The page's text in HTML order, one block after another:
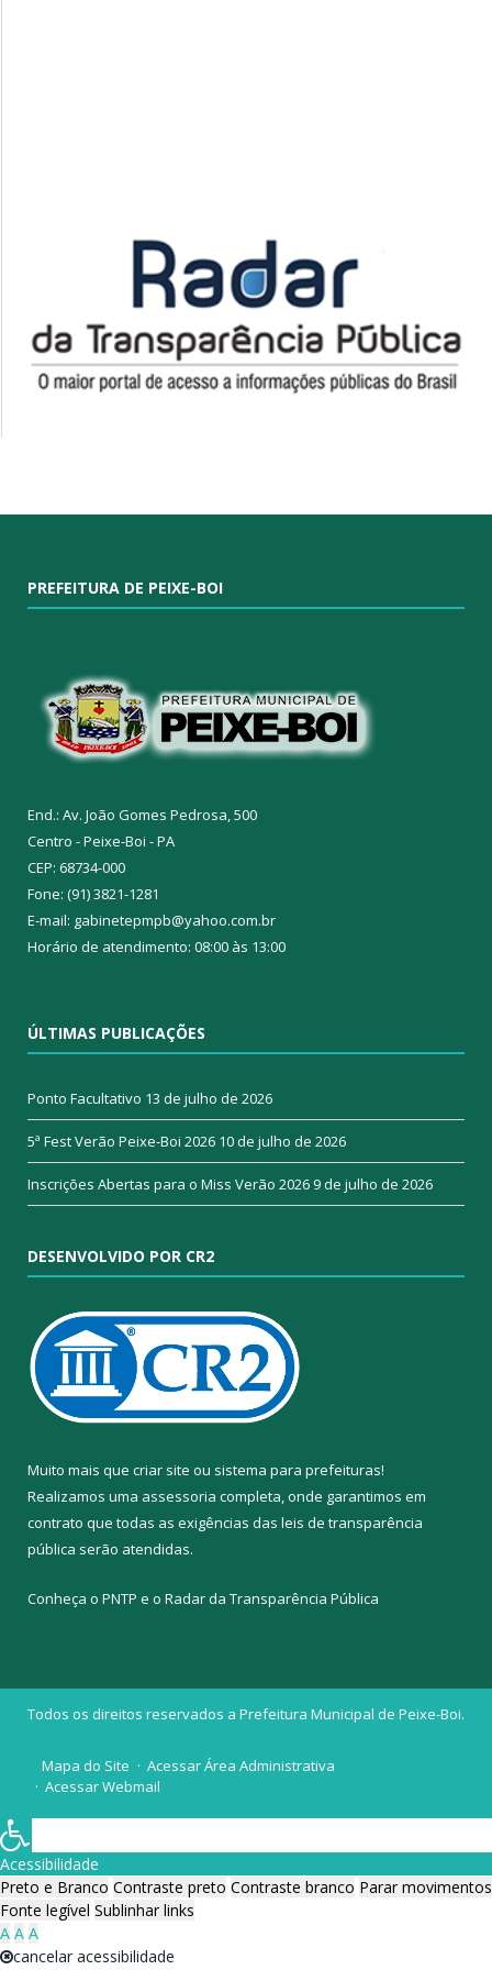
PREFEITURA DE PEIXE-BOI
End.: Av. João Gomes Pedrosa, 500
Centro - Peixe-Boi - PA
CEP: 68734-000
Fone: (91) 3821-1281
E-mail: gabinetepmpb@yahoo.com.br
Horário de atendimento: 08:00 às 13:00
ÚLTIMAS PUBLICAÇÕES
Ponto Facultativo 13 de julho de 2026
5ª Fest Verão Peixe-Boi 2026 10 de julho de 2026
Inscrições Abertas para o Miss Verão 20269 de julho de 2026
DESENVOLVIDO POR CR2
Muito mais que criar site ou sistema para prefeituras!
Realizamos uma assessoria completa, onde garantimos em
contrato que todas as exigências das leis de transparência
pública serão atendidas.
Conheça o PNTP e o Radar da Transparência Pública
Todos os direitos reservados a Prefeitura Municipal de Peixe-Boi.
Mapa do Site
Acessar Área Administrativa
Acessar Webmail
Acessibilidade
Preto e Branco Contraste preto Contraste branco Parar movimentos
Fonte legível Sublinhar links
A A A
cancelar acessibilidade